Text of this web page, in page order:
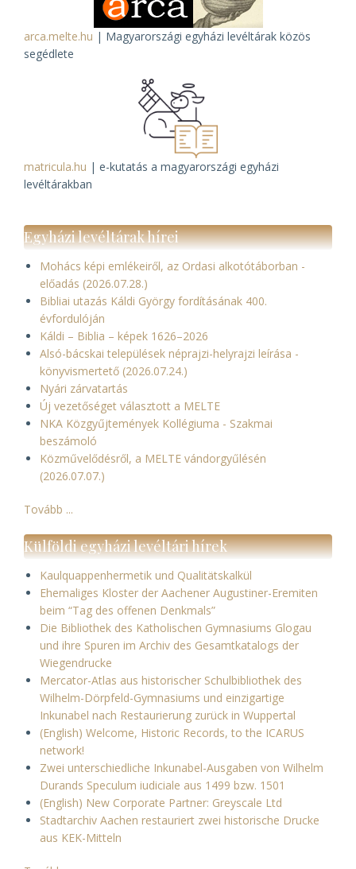
arca.melte.hu | Magyarországi egyházi levéltárak közös
segédlete
matricula.hu | e-kutatás a magyarországi egyházi
levéltárakban
Egyházi levéltárak hírei
Mohács képi emlékeiről, az Ordasi alkotótáborban -
előadás (2026.07.28.)
Bibliai utazás Káldi György fordításának 400.
évfordulóján
Káldi – Biblia – képek 1626–2026
Alsó-bácskai települések néprajzi-helyrajzi leírása -
könyvismertető (2026.07.24.)
Nyári zárvatartás
Új vezetőséget választott a MELTE
NKA Közgyűjtemények Kollégiuma - Szakmai
beszámoló
Közművelődésről, a MELTE vándorgyűlésén
(2026.07.07.)
Tovább ...
Külföldi egyházi levéltári hírek
Kaulquappenhermetik und Qualitätskalkül
Ehemaliges Kloster der Aachener Augustiner-Eremiten
beim “Tag des offenen Denkmals”
Die Bibliothek des Katholischen Gymnasiums Glogau
und ihre Spuren im Archiv des Gesamtkatalogs der
Wiegendrucke
Mercator-Atlas aus historischer Schulbibliothek des
Wilhelm-Dörpfeld-Gymnasiums und einzigartige
Inkunabel nach Restaurierung zurück in Wuppertal
(English) Welcome, Historic Records, to the ICARUS
network!
Zwei unterschiedliche Inkunabel-Ausgaben von Wilhelm
Durands Speculum iudiciale aus 1499 bzw. 1501
(English) New Corporate Partner: Greyscale Ltd
Stadtarchiv Aachen restauriert zwei historische Drucke
aus KEK-Mitteln